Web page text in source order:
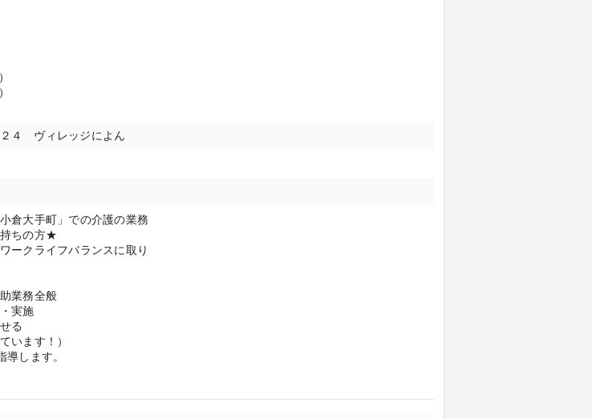
４ ヴィレッジによん
倉大手町」での介護の業務
ちの方★
ークライフバランスに取り
業務全般
実施
る
います！）
します。